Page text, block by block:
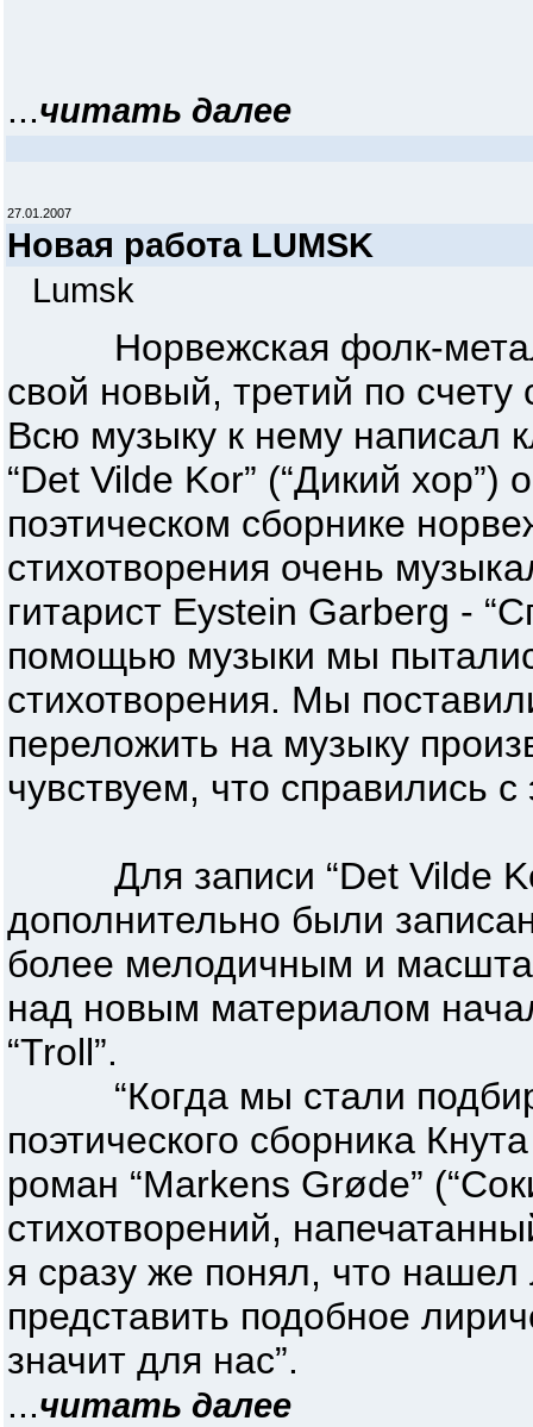
...читать далее
27.01.2007
Новая работа LUMSK
Lumsk
Норвежская фолк-метал
свой новый, третий по
Всю музыку к нему написал
“Det Vilde Kor” (“Дикий
поэтическом сборнике
стихотворения очень
гитарист Eystein Garberg -
помощью музыки мы
стихотворения. Мы
переложить на музыку
чувствуем, что справились с
Для записи “Det Vilde
дополнительно были
более мелодичным и
над новым материалом
“Troll”.
“Когда мы стали
поэтического сборника
роман “Markens Grøde”
стихотворений,
я сразу же понял, что
представить подобное
значит для нас”.
...читать далее